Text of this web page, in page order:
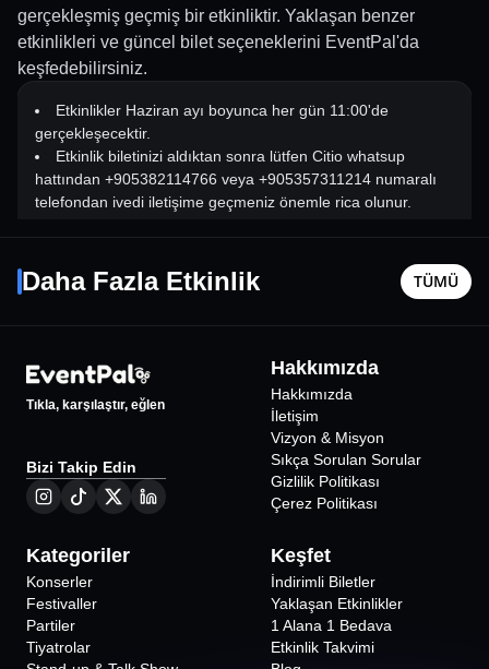
gerçekleşmiş geçmiş bir etkinliktir. Yaklaşan benzer
etkinlikleri ve güncel bilet seçeneklerini EventPal'da
keşfedebilirsiniz.
Etkinlikler Haziran ayı boyunca her gün 11:00'de
gerçekleşecektir.
Etkinlik biletinizi aldıktan sonra lütfen Citio whatsup
hattından +905382114766 veya +905357311214 numaralı
telefondan ivedi iletişime geçmeniz önemle rica olunur.
alınabilir Vejetaryen seçenekler sınırlıdır önceden bilgi
verilmesi önerilir
Daha Fazla Etkinlik TÜMÜ
İstanbul
Jolly Joker Vadistanbul
17
İstanbul
Tıkla, karşılaştır, eğlen
Bizi Takip Edin
Hakkımızda
Hakkımızda
İletişim
Vizyon & Misyon
Sıkça Sorulan Sorular
Gizlilik Politikası
Çerez Politikası
Kategoriler
Konserler
Festivaller
Partiler
Tiyatrolar
Keşfet
İndirimli Biletler
Yaklaşan Etkinlikler
1 Alana 1 Bedava
Etkinlik Takvimi